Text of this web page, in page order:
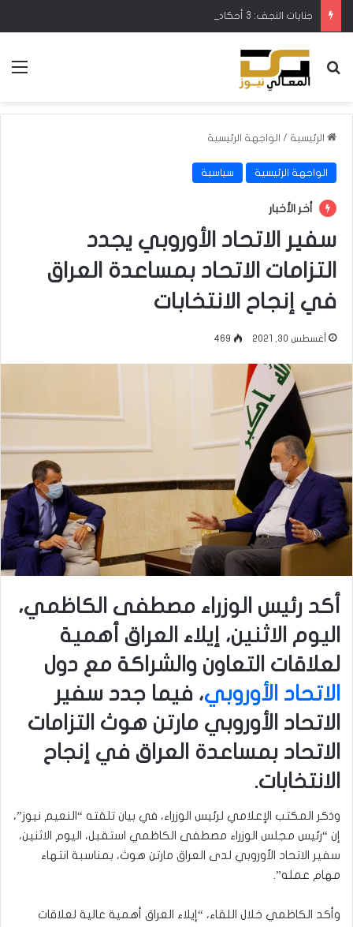
بحث عن
الرئيسية / الواجهة الرئيسية
الواجهة الرئيسية سياسية
أخر الأخبار
سفير الاتحاد الأوروبي يجدد
التزامات الاتحاد بمساعدة العراق
في إنجاح الانتخابات
أغسطس 30, 2021 469
أكد رئيس الوزراء مصطفى الكاظمي،
اليوم الاثنين، إيلاء العراق أهمية
لعلاقات التعاون والشراكة مع دول
الاتحاد الأوروبي، فيما جدد سفير
الاتحاد الأوروبي مارتن هوث التزامات
الاتحاد بمساعدة العراق في إنجاح
الانتخابات.
وذكر المكتب الإعلامي لرئيس الوزراء، في بيان تلقته “النعيم نيوز”،
إن “رئيس مجلس الوزراء مصطفى الكاظمي استقبل، اليوم الاثنين،
سفير الاتحاد الأوروبي لدى العراق مارتن هوث، بمناسبة انتهاء
مهام عمله”.
وأكد الكاظمي خلال اللقاء، “إيلاء العراق أهمية عالية لعلاقات